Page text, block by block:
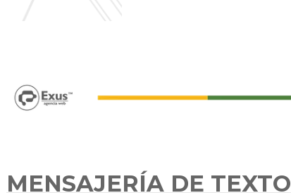
MENSAJERÍA DE TEXTO